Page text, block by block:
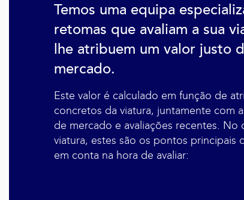
Temos uma equipa
retomas que avaliam a sua
lhe atribuem um valor justo
mercado.
Este valor é calculado em função de
concretos da viatura, juntamente com
de mercado e avaliações recentes. No
viatura, estes são os pontos principais
em conta na hora de avaliar: